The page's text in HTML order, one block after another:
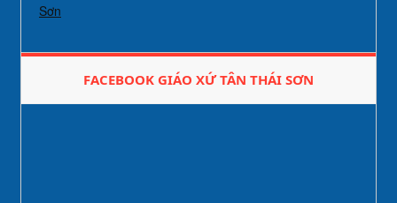
Sơn
FACEBOOK GIÁO XỨ TÂN THÁI SƠN